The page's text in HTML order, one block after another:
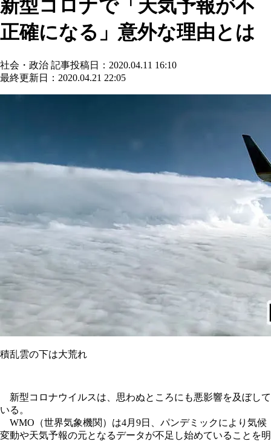
新型コロナで「天気予報が不
正確になる」意外な理由とは
社会・政治 記事投稿日：2020.04.11 16:10
最終更新日：2020.04.21 22:05
積乱雲の下は大荒れ
新型コロナウイルスは、思わぬところにも悪影響を及ぼして
いる。
WMO（世界気象機関）は4月9日、パンデミックにより気候
変動や天気予報の元となるデータが不足し始めていることを明